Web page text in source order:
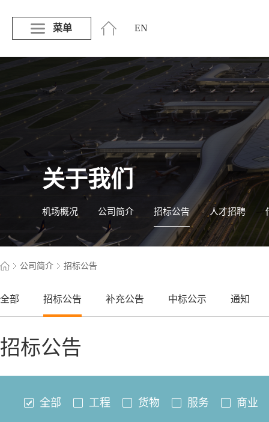
菜单 EN
关于我们
机场概况 公司简介 招标公告 人才招聘
公司简介 招标公告
全部 招标公告 补充公告 中标公示 通知
招标公告
全部 工程 货物 服务 商业